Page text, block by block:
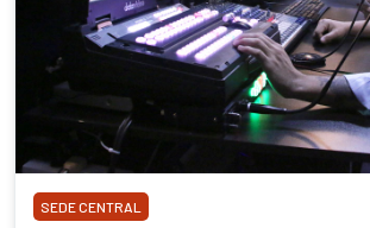
SEDE CENTRAL